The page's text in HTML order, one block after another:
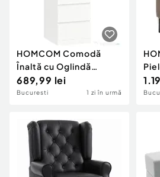
HOMCOM Comodă
Înaltă cu Oglindă
Rabatabilă pentru
Dormitor, Alb
689,99 lei
Bucuresti 1 zi în urmă